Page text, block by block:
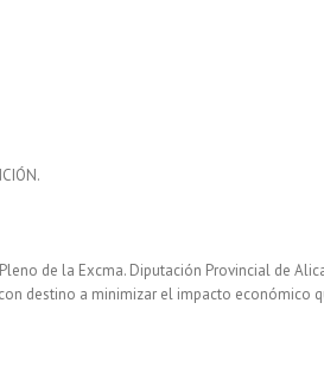
de la Excma. Diputación Provincial de
destino a minimizar el impacto económico